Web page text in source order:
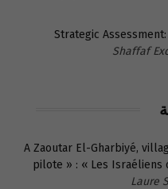
Strategic
Shaffaf
A Zaoutar El-Gharbiyé,
pilote » : « Les
Laure